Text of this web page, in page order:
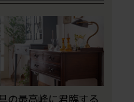
の最高峰に君臨する